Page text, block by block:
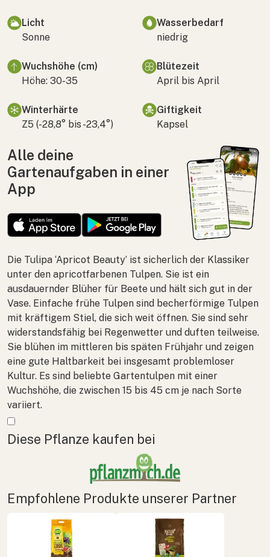
Licht
Sonne
Wasserbedarf
niedrig
Wuchshöhe (cm)
Höhe: 30-35
Blütezeit
April bis April
Winterhärte
Z5 (-28,8° bis -23,4°)
Giftigkeit
Kapsel
Alle deine
Gartenaufgaben in einer
App
Die Tulipa ‘Apricot Beauty’ ist sicherlich der Klassiker
unter den apricotfarbenen Tulpen. Sie ist ein
ausdauernder Blüher für Beete und hält sich gut in der
Vase. Einfache frühe Tulpen sind becherförmige Tulpen
mit kräftigem Stiel, die sich weit öffnen. Sie sind sehr
widerstandsfähig bei Regenwetter und duften teilweise.
Sie blühen im mittleren bis späten Frühjahr und zeigen
eine gute Haltbarkeit bei insgesamt problemloser
Kultur. Es sind beliebte Gartentulpen mit einer
Wuchshöhe, die zwischen 15 bis 45 cm je nach Sorte
variiert.
Mehr anzeigen
Diese Pflanze kaufen bei
Empfohlene Produkte unserer Partner